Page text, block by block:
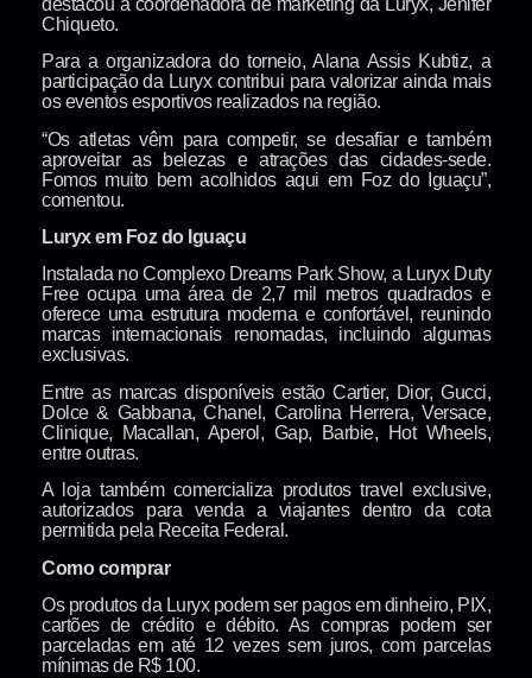
destacou a coordenadora de marketing da Luryx, Jenifer
Chiqueto.
Para a organizadora do torneio, Alana Assis Kubtiz, a
participação da Luryx contribui para valorizar ainda mais
os eventos esportivos realizados na região.
“Os atletas vêm para competir, se desafiar e também
aproveitar as belezas e atrações das cidades-sede.
Fomos muito bem acolhidos aqui em Foz do Iguaçu”,
comentou.
Luryx em Foz do Iguaçu
Instalada no Complexo Dreams Park Show, a Luryx Duty
Free ocupa uma área de 2,7 mil metros quadrados e
oferece uma estrutura moderna e confortável, reunindo
marcas internacionais renomadas, incluindo algumas
exclusivas.
Entre as marcas disponíveis estão Cartier, Dior, Gucci,
Dolce & Gabbana, Chanel, Carolina Herrera, Versace,
Clinique, Macallan, Aperol, Gap, Barbie, Hot Wheels,
entre outras.
A loja também comercializa produtos travel exclusive,
autorizados para venda a viajantes dentro da cota
permitida pela Receita Federal.
Como comprar
Os produtos da Luryx podem ser pagos em dinheiro, PIX,
cartões de crédito e débito. As compras podem ser
parceladas em até 12 vezes sem juros, com parcelas
mínimas de R$ 100.